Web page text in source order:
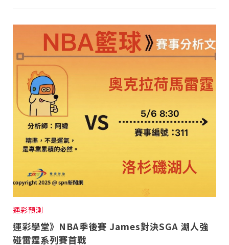
運彩預測
運彩學堂》NBA季後賽 James對決SGA 湖人強
碰雷霆系列賽首戰